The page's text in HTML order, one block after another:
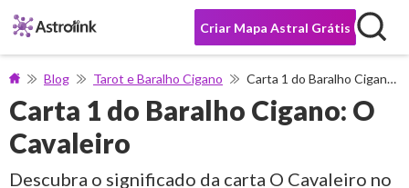
Criar Mapa Astral Grátis
Blog Tarot e Baralho Cigano Carta 1 do Baralho Cigano: O Cavaleiro
Carta 1 do Baralho Cigano: O
Cavaleiro
Descubra o significado da carta O Cavaleiro no